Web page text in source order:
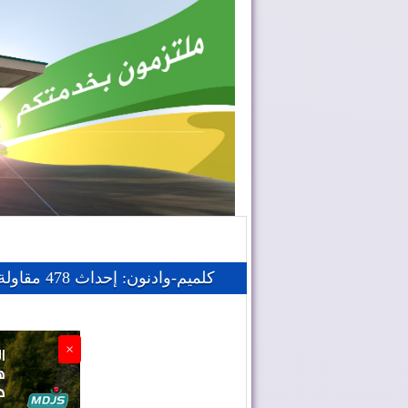
كلميم-وادنون: إحداث 478 مقاولة مع متم يوليوز الماضي
×